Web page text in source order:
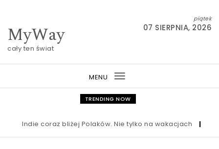
MyWay
cały ten świat
piątek
07 SIERPNIA, 2026
MENU
Toggle
navigation
TRENDING NOW
Indie coraz bliżej Polaków. Nie tylko na wakacjach |